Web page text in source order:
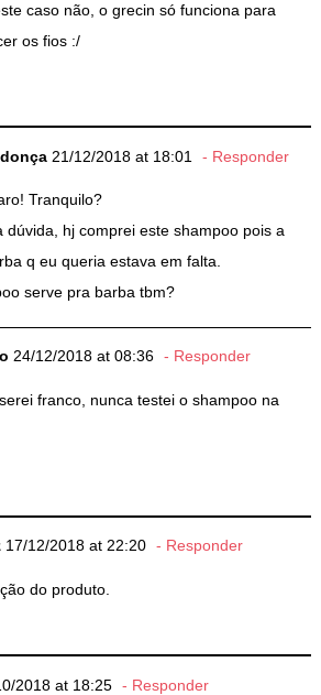
caso não, o grecin só funciona para
os fios :/
21/12/2018 at 18:01 Responder
Tranquilo?
dúvida, hj comprei este shampoo pois a
q eu queria estava em falta.
serve pra barba tbm?
24/12/2018 at 08:36 Responder
franco, nunca testei o shampoo na
17/12/2018 at 22:20 Responder
do produto.
2018 at 18:25 Responder